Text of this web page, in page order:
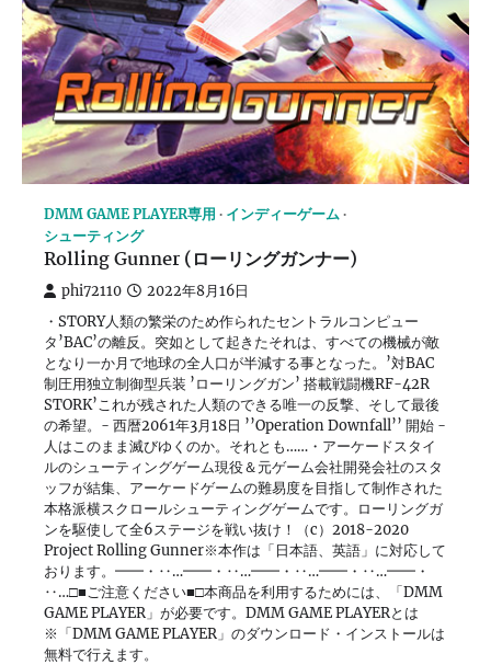
DMM GAME PLAYER専用
インディーゲーム
シューティング
Rolling Gunner (ローリングガンナー)
phi72110 2022年8月16日
・STORY人類の繁栄のため作られたセントラルコンピュー
タ’BAC’の離反。突如として起きたそれは、すべての機械が敵
となり一か月で地球の全人口が半減する事となった。’対BAC
制圧用独立制御型兵装 ’ローリングガン’ 搭載戦闘機RF-42R
STORK’これが残された人類のできる唯一の反撃、そして最後
の希望。- 西暦2061年3月18日 ’’Operation Downfall’’ 開始 -
人はこのまま滅びゆくのか。それとも……・アーケードスタイ
ルのシューティングゲーム現役＆元ゲーム会社開発会社のスタ
ッフが結集、アーケードゲームの難易度を目指して制作された
本格派横スクロールシューティングゲームです。ローリングガ
ンを駆使して全6ステージを戦い抜け！（c）2018-2020
Project Rolling Gunner※本作は「日本語、英語」に対応して
おります。━━・‥…━━・‥…━━・‥…━━・‥…━━・
‥…□■ご注意ください■□本商品を利用するためには、「DMM
GAME PLAYER」が必要です。DMM GAME PLAYERとは
※「DMM GAME PLAYER」のダウンロード・インストールは
無料で行えます。